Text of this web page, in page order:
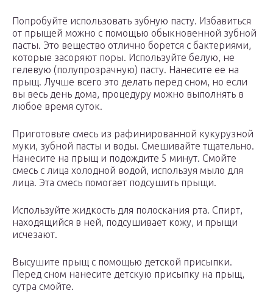
Попробуйте использовать зубную пасту. Избавиться
от прыщей можно с помощью обыкновенной зубной
пасты. Это вещество отлично борется с бактериями,
которые засоряют поры. Используйте белую, не
гелевую (полупрозрачную) пасту. Нанесите ее на
прыщ. Лучше всего это делать перед сном, но если
вы весь день дома, процедуру можно выполнять в
любое время суток.
Приготовьте смесь из рафинированной кукурузной
муки, зубной пасты и воды. Смешивайте тщательно.
Нанесите на прыщ и подождите 5 минут. Смойте
смесь с лица холодной водой, используя мыло для
лица. Эта смесь помогает подсушить прыщи.
Используйте жидкость для полоскания рта. Спирт,
находящийся в ней, подсушивает кожу, и прыщи
исчезают.
Высушите прыщ с помощью детской присыпки.
Перед сном нанесите детскую присыпку на прыщ,
сутра смойте.